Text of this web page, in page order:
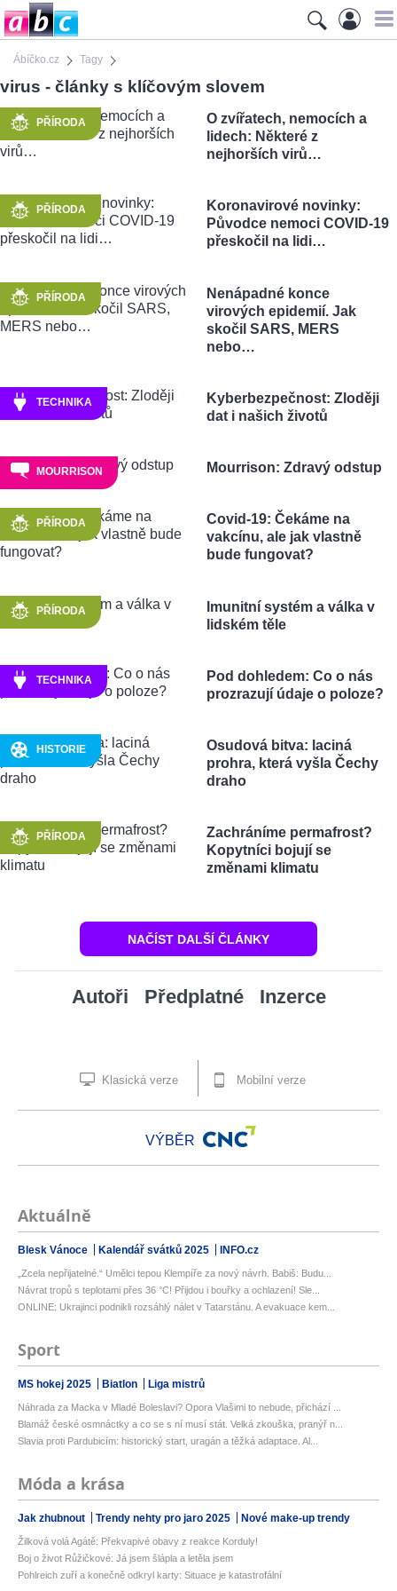
Ábíčko.cz Tagy
virus - články s klíčovým slovem
PŘÍRODA
O zvířatech, nemocích a
lidech: Některé z
nejhorších virů…
PŘÍRODA
Koronavirové novinky:
Původce nemoci COVID-19
přeskočil na lidi…
PŘÍRODA
Nenápadné konce
virových epidemií. Jak
skočil SARS, MERS
nebo…
TECHNIKA
Kyberbezpečnost: Zloději
dat i našich životů
MOURRISON Mourrison: Zdravý odstup
PŘÍRODA
Covid-19: Čekáme na
vakcínu, ale jak vlastně
bude fungovat?
PŘÍRODA
Imunitní systém a válka v
lidském těle
TECHNIKA
Pod dohledem: Co o nás
prozrazují údaje o poloze?
HISTORIE
Osudová bitva: laciná
prohra, která vyšla Čechy
draho
PŘÍRODA
Zachráníme permafrost?
Kopytníci bojují se
změnami klimatu
NAČÍST DALŠÍ ČLÁNKY
Autoři Předplatné Inzerce
Klasická verze Mobilní verze
VÝBĚR
Aktuálně
Blesk Vánoce Kalendář svátků 2025 INFO.cz
„Zcela nepřijatelné.“ Umělci tepou Klempíře za nový návrh. Babiš: Budu...
Návrat tropů s teplotami přes 36 °C! Přijdou i bouřky a ochlazení! Sle...
ONLINE: Ukrajinci podnikli rozsáhlý nálet v Tatarstánu. A evakuace kem...
Sport
MS hokej 2025 Biatlon Liga mistrů
Náhrada za Macka v Mladé Boleslavi? Opora Vlašimi to nebude, přichází ...
Blamáž české osmnáctky a co se s ní musí stát. Velká zkouška, pranýř n...
Slavia proti Pardubicím: historický start, uragán a těžká adaptace. Al...
Móda a krása
Jak zhubnout Trendy nehty pro jaro 2025 Nové make-up trendy
Žilková volá Agátě: Překvapivé obavy z reakce Korduly!
Boj o život Růžičkové: Já jsem šlápla a letěla jsem
Pohlreich zuří a konečně odkryl karty: Situace je katastrofální